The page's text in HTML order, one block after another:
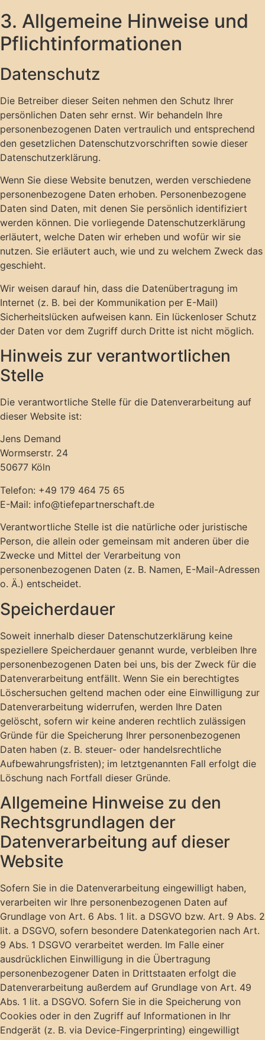
3. Allgemeine Hinweise und
Pflicht­informationen
Datenschutz
Die Betreiber dieser Seiten nehmen den Schutz Ihrer
persönlichen Daten sehr ernst. Wir behandeln Ihre
personenbezogenen Daten vertraulich und entsprechend
den gesetzlichen Datenschutzvorschriften sowie dieser
Datenschutzerklärung.
Wenn Sie diese Website benutzen, werden verschiedene
personenbezogene Daten erhoben. Personenbezogene
Daten sind Daten, mit denen Sie persönlich identifiziert
werden können. Die vorliegende Datenschutzerklärung
erläutert, welche Daten wir erheben und wofür wir sie
nutzen. Sie erläutert auch, wie und zu welchem Zweck das
geschieht.
Wir weisen darauf hin, dass die Datenübertragung im
Internet (z. B. bei der Kommunikation per E-Mail)
Sicherheitslücken aufweisen kann. Ein lückenloser Schutz
der Daten vor dem Zugriff durch Dritte ist nicht möglich.
Hinweis zur verantwortlichen
Stelle
Die verantwortliche Stelle für die Datenverarbeitung auf
dieser Website ist:
Jens Demand
Wormserstr. 24
50677 Köln
Telefon: +49 179 464 75 65
E-Mail: info@tiefepartnerschaft.de
Verantwortliche Stelle ist die natürliche oder juristische
Person, die allein oder gemeinsam mit anderen über die
Zwecke und Mittel der Verarbeitung von
personenbezogenen Daten (z. B. Namen, E-Mail-Adressen
o. Ä.) entscheidet.
Speicherdauer
Soweit innerhalb dieser Datenschutzerklärung keine
speziellere Speicherdauer genannt wurde, verbleiben Ihre
personenbezogenen Daten bei uns, bis der Zweck für die
Datenverarbeitung entfällt. Wenn Sie ein berechtigtes
Löschersuchen geltend machen oder eine Einwilligung zur
Datenverarbeitung widerrufen, werden Ihre Daten
gelöscht, sofern wir keine anderen rechtlich zulässigen
Gründe für die Speicherung Ihrer personenbezogenen
Daten haben (z. B. steuer- oder handelsrechtliche
Aufbewahrungsfristen); im letztgenannten Fall erfolgt die
Löschung nach Fortfall dieser Gründe.
Allgemeine Hinweise zu den
Rechtsgrundlagen der
Datenverarbeitung auf dieser
Website
Sofern Sie in die Datenverarbeitung eingewilligt haben,
verarbeiten wir Ihre personenbezogenen Daten auf
Grundlage von Art. 6 Abs. 1 lit. a DSGVO bzw. Art. 9 Abs. 2
lit. a DSGVO, sofern besondere Datenkategorien nach Art.
9 Abs. 1 DSGVO verarbeitet werden. Im Falle einer
ausdrücklichen Einwilligung in die Übertragung
personenbezogener Daten in Drittstaaten erfolgt die
Datenverarbeitung außerdem auf Grundlage von Art. 49
Abs. 1 lit. a DSGVO. Sofern Sie in die Speicherung von
Cookies oder in den Zugriff auf Informationen in Ihr
Endgerät (z. B. via Device-Fingerprinting) eingewilligt